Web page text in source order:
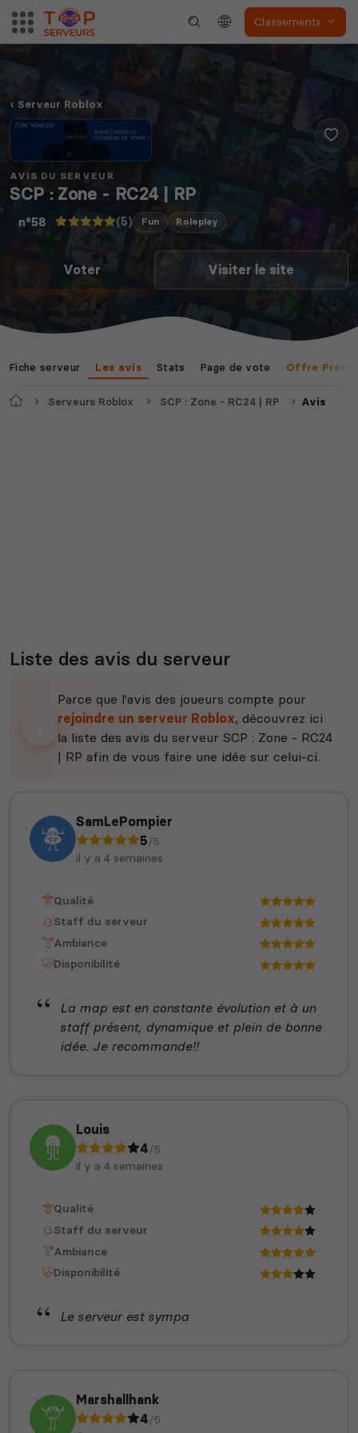
Classements
Serveur Roblox
AVIS DU SERVEUR
SCP : Zone - RC24 | RP
n°58 (5) Fun Roleplay
Voter Visiter le site
Fiche serveur Les avis Stats Page de vote Offre
AccueilServeurs Roblox SCP : Zone - RC24 | RP Avis
Liste des avis du serveur
Parce que l'avis des joueurs compte pour
rejoindre un serveur Roblox, découvrez ici
la liste des avis du serveur SCP : Zone - RC24
| RP afin de vous faire une idée sur celui-ci.
SamLePompier
5/5
il y a 4 semaines
Qualité
Staff du serveur
Ambiance
Disponibilité
La map est en constante évolution et à un
staff présent, dynamique et plein de bonne
idée. Je recommande!!
Louis
4/5
il y a 4 semaines
Qualité
Staff du serveur
Ambiance
Disponibilité
Le serveur est sympa
Marshallhank
4/5